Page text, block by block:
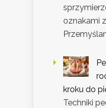
oznakami
kroku do
Techniki